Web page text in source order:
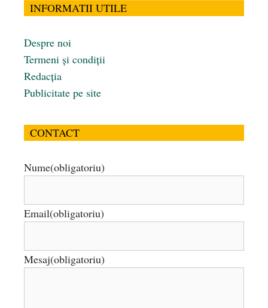
INFORMATII UTILE
Despre noi
Termeni și condiții
Redacția
Publicitate pe site
CONTACT
Nume(obligatoriu)
Email(obligatoriu)
Mesaj(obligatoriu)